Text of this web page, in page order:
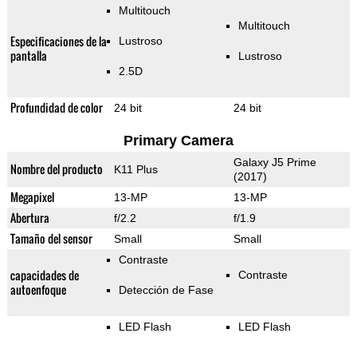
Especificaciones de la
pantalla
Multitouch
Lustroso
2.5D
Multitouch
Lustroso
Profundidad de color 24 bit 24 bit
Primary Camera
Nombre del producto K11 Plus
Galaxy J5 Prime
(2017)
Megapixel 13-MP 13-MP
Abertura f/2.2 f/1.9
Tamaño del sensor Small Small
capacidades de
autoenfoque
Contraste
Detección de Fase
Contraste
LED Flash LED Flash